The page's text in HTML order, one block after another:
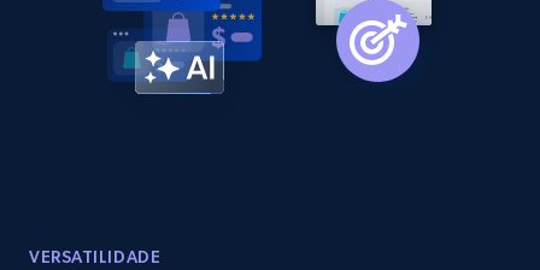
Amazon products global dataset -
Collecting products by keyword search
VERSATILIDADE